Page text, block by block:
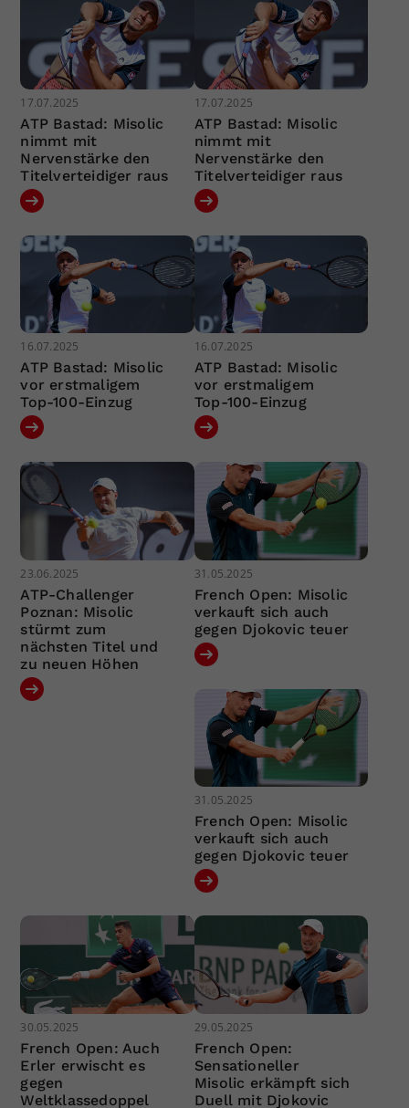
17.07.2025
ATP Bastad: Misolic
nimmt mit
Nervenstärke den
Titelverteidiger raus
17.07.2025
ATP Bastad: Misolic
nimmt mit
Nervenstärke den
Titelverteidiger raus
16.07.2025
ATP Bastad: Misolic
vor erstmaligem
Top-100-Einzug
16.07.2025
ATP Bastad: Misolic
vor erstmaligem
Top-100-Einzug
23.06.2025
ATP-Challenger
Poznan: Misolic
stürmt zum
nächsten Titel und
zu neuen Höhen
31.05.2025
French Open: Misolic
verkauft sich auch
gegen Djokovic teuer
31.05.2025
French Open: Misolic
verkauft sich auch
gegen Djokovic teuer
30.05.2025
French Open: Auch
Erler erwischt es
gegen
Weltklassedoppel
29.05.2025
French Open:
Sensationeller
Misolic erkämpft sich
Duell mit Djokovic